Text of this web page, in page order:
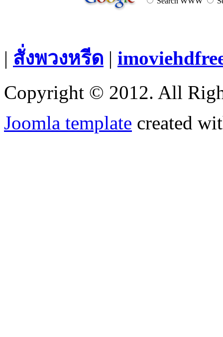
| สั่งพวงหรีด |
Copyright © 2012. All
Joomla template created